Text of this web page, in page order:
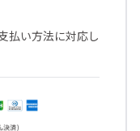
払い方法に対応し